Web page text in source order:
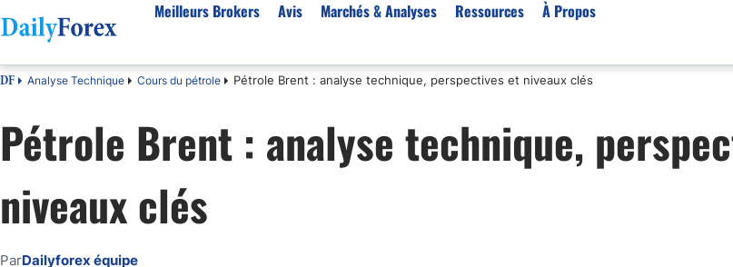
Meilleurs Brokers
Meilleurs brokers en France
Algérie
Côte d'Ivoire
Or XAU/
Effet de
Avis
StarTrader
Fintana
BlackBull Markets
Vantage FX
Marchés & Analyses
EUR-USD
EUR/DZD
Signaux de trading
Ressources
Bonus
eBook Trading Gratuit
Articles sur le Forex
Réglementation
À Propos
À Propos de Nous
Pourquoi Nous Faire Confiance
Politique Editoriale
Score de Confiance
DF Analyse Technique Cours du pétrole Pétrole Brent : analyse technique, perspectives et niveaux clés
Pétrole Brent : analyse technique,
niveaux clés
ParDailyforex équipe